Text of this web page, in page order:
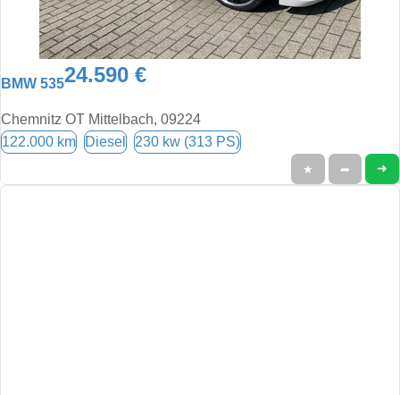
BMW 53524.590 €
Chemnitz OT Mittelbach, 09224
122.000 km Diesel 230 kw (313 PS)
★ ➦ ➜